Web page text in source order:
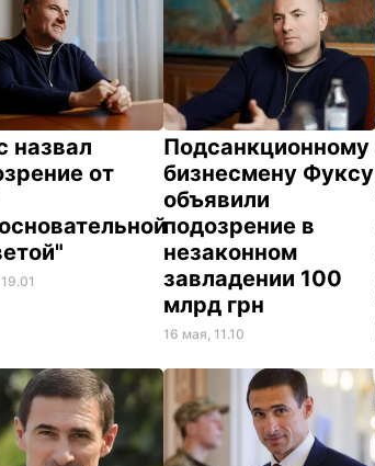
назвал
от
Подсанкционному
бизнесмену Фуксу
объявили
подозрение в
незаконном
завладении 100
млрд грн
16 мая, 11.10